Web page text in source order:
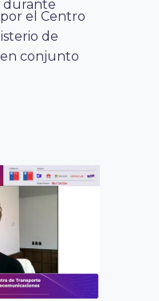
el Centro
de
conjunto
durante